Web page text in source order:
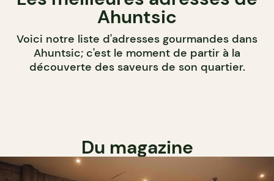
Ahuntsic
Voici notre liste d'adresses gourmandes dans
Ahuntsic; c'est le moment de partir à la
découverte des saveurs de son quartier.
Du magazine